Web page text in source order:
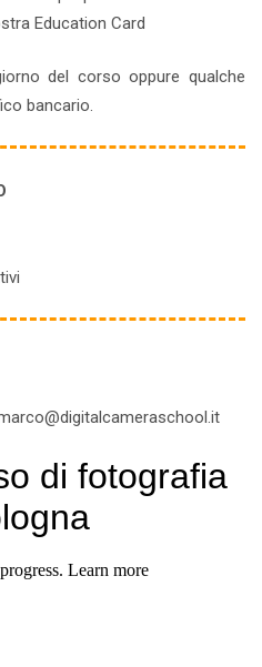
Education Card
del corso oppure qualche
bancario.